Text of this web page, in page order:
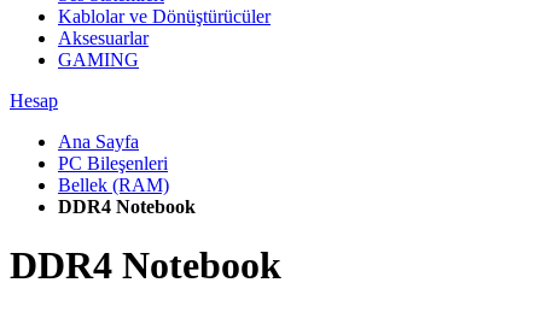
Kablolar ve Dönüştürücüler
Aksesuarlar
GAMING
Hesap
Ana Sayfa
PC Bileşenleri
Bellek (RAM)
DDR4 Notebook
DDR4 Notebook